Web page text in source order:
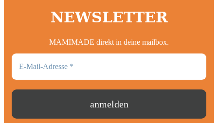
NEWSLETTER
MAMIMADE direkt in deine mailbox.